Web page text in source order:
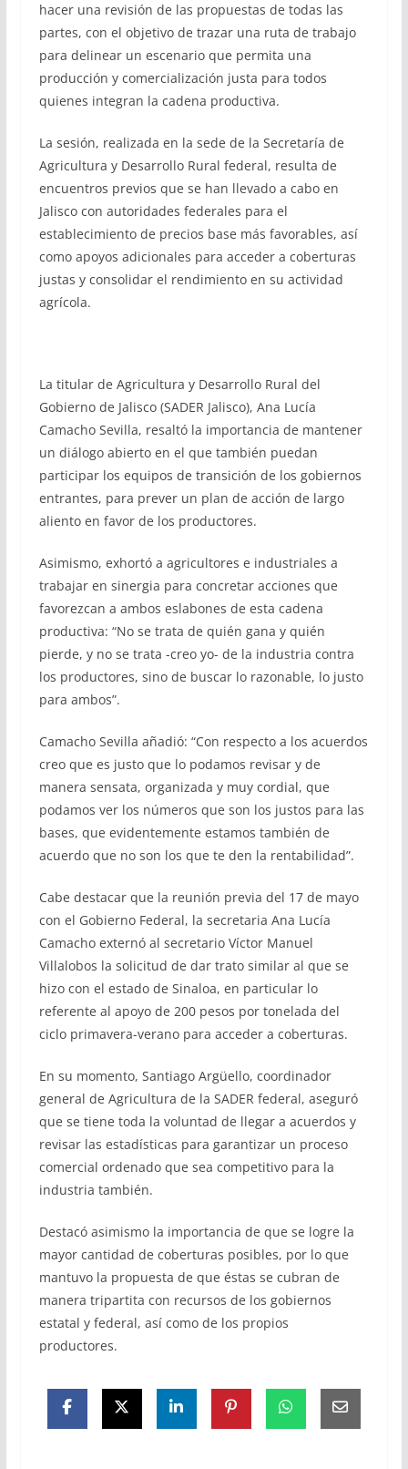
hacer una revisión de las propuestas de todas las
partes, con el objetivo de trazar una ruta de trabajo
para delinear un escenario que permita una
producción y comercialización justa para todos
quienes integran la cadena productiva.
La sesión, realizada en la sede de la Secretaría de
Agricultura y Desarrollo Rural federal, resulta de
encuentros previos que se han llevado a cabo en
Jalisco con autoridades federales para el
establecimiento de precios base más favorables, así
como apoyos adicionales para acceder a coberturas
justas y consolidar el rendimiento en su actividad
agrícola.
La titular de Agricultura y Desarrollo Rural del
Gobierno de Jalisco (SADER Jalisco), Ana Lucía
Camacho Sevilla, resaltó la importancia de mantener
un diálogo abierto en el que también puedan
participar los equipos de transición de los gobiernos
entrantes, para prever un plan de acción de largo
aliento en favor de los productores.
Asimismo, exhortó a agricultores e industriales a
trabajar en sinergia para concretar acciones que
favorezcan a ambos eslabones de esta cadena
productiva: “No se trata de quién gana y quién
pierde, y no se trata -creo yo- de la industria contra
los productores, sino de buscar lo razonable, lo justo
para ambos”.
Camacho Sevilla añadió: “Con respecto a los acuerdos
creo que es justo que lo podamos revisar y de
manera sensata, organizada y muy cordial, que
podamos ver los números que son los justos para las
bases, que evidentemente estamos también de
acuerdo que no son los que te den la rentabilidad”.
Cabe destacar que la reunión previa del 17 de mayo
con el Gobierno Federal, la secretaria Ana Lucía
Camacho externó al secretario Víctor Manuel
Villalobos la solicitud de dar trato similar al que se
hizo con el estado de Sinaloa, en particular lo
referente al apoyo de 200 pesos por tonelada del
ciclo primavera-verano para acceder a coberturas.
En su momento, Santiago Argüello, coordinador
general de Agricultura de la SADER federal, aseguró
que se tiene toda la voluntad de llegar a acuerdos y
revisar las estadísticas para garantizar un proceso
comercial ordenado que sea competitivo para la
industria también.
Destacó asimismo la importancia de que se logre la
mayor cantidad de coberturas posibles, por lo que
mantuvo la propuesta de que éstas se cubran de
manera tripartita con recursos de los gobiernos
estatal y federal, así como de los propios
productores.